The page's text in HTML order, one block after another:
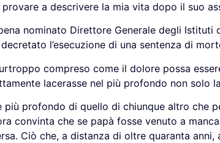
a descrivere la mia vita dopo il suo
nominato Direttore Generale degli Istituti
l’esecuzione di una sentenza di
compreso come il dolore possa
lacerasse nel più profondo non solo
più profondo di quello di chiunque altro che
convinta che se papà fosse venuto a
Ciò che, a distanza di oltre quaranta